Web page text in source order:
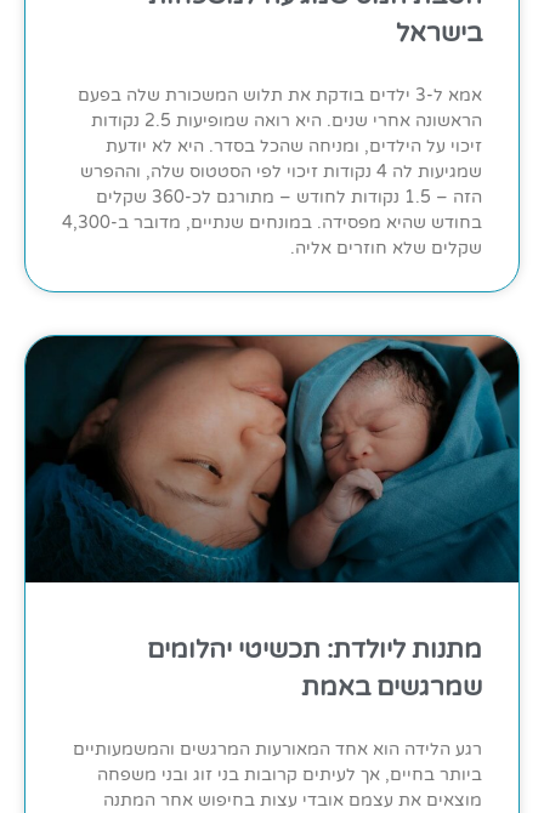
בישראל
אמא ל-3 ילדים בודקת את תלוש המשכורת שלה בפעם
הראשונה אחרי שנים. היא רואה שמופיעות 2.5 נקודות
זיכוי על הילדים, ומניחה שהכל בסדר. היא לא יודעת
שמגיעות לה 4 נקודות זיכוי לפי הסטטוס שלה, וההפרש
הזה – 1.5 נקודות לחודש – מתורגם לכ-360 שקלים
בחודש שהיא מפסידה. במונחים שנתיים, מדובר ב-4,300
שקלים שלא חוזרים אליה.
מתנות ליולדת: תכשיטי יהלומים
שמרגשים באמת
רגע הלידה הוא אחד המאורעות המרגשים והמשמעותיים
ביותר בחיים, אך לעיתים קרובות בני זוג ובני משפחה
מוצאים את עצמם אובדי עצות בחיפוש אחר המתנה